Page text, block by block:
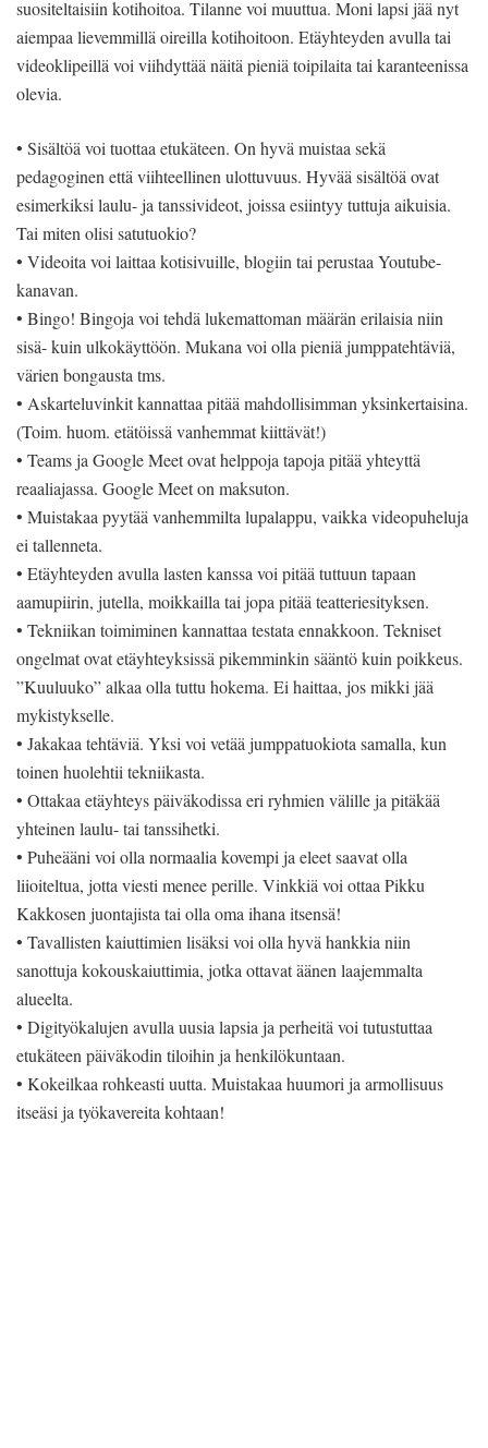
suositeltaisiin kotihoitoa. Tilanne voi muuttua. Moni lapsi jää nyt
aiempaa lievemmillä oireilla kotihoitoon. Etäyhteyden avulla tai
videoklipeillä voi viihdyttää näitä pieniä toipilaita tai karanteenissa
olevia.
• Sisältöä voi tuottaa etukäteen. On hyvä muistaa sekä
pedagoginen että viihteellinen ulottuvuus. Hyvää sisältöä ovat
esimerkiksi laulu- ja tanssivideot, joissa esiintyy tuttuja aikuisia.
Tai miten olisi satutuokio?
• Videoita voi laittaa kotisivuille, blogiin tai perustaa Youtube-
kanavan.
• Bingo! Bingoja voi tehdä lukemattoman määrän erilaisia niin
sisä- kuin ulkokäyttöön. Mukana voi olla pieniä jumppatehtäviä,
värien bongausta tms.
• Askarteluvinkit kannattaa pitää mahdollisimman yksinkertaisina.
(Toim. huom. etätöissä vanhemmat kiittävät!)
• Teams ja Google Meet ovat helppoja tapoja pitää yhteyttä
reaaliajassa. Google Meet on maksuton.
• Muistakaa pyytää vanhemmilta lupalappu, vaikka videopuheluja
ei tallenneta.
• Etäyhteyden avulla lasten kanssa voi pitää tuttuun tapaan
aamupiirin, jutella, moikkailla tai jopa pitää teatteriesityksen.
• Tekniikan toimiminen kannattaa testata ennakkoon. Tekniset
ongelmat ovat etäyhteyksissä pikemminkin sääntö kuin poikkeus.
”Kuuluuko” alkaa olla tuttu hokema. Ei haittaa, jos mikki jää
mykistykselle.
• Jakakaa tehtäviä. Yksi voi vetää jumppatuokiota samalla, kun
toinen huolehtii tekniikasta.
• Ottakaa etäyhteys päiväkodissa eri ryhmien välille ja pitäkää
yhteinen laulu- tai tanssihetki.
• Puheääni voi olla normaalia kovempi ja eleet saavat olla
liioiteltua, jotta viesti menee perille. Vinkkiä voi ottaa Pikku
Kakkosen juontajista tai olla oma ihana itsensä!
• Tavallisten kaiuttimien lisäksi voi olla hyvä hankkia niin
sanottuja kokouskaiuttimia, jotka ottavat äänen laajemmalta
alueelta.
• Digityökalujen avulla uusia lapsia ja perheitä voi tutustuttaa
etukäteen päiväkodin tiloihin ja henkilökuntaan.
• Kokeilkaa rohkeasti uutta. Muistakaa huumori ja armollisuus
itseäsi ja työkavereita kohtaan!